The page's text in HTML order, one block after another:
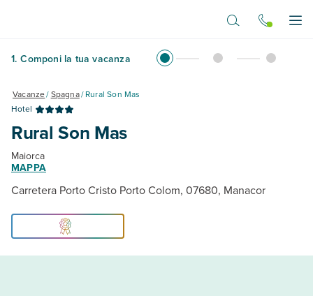
1. Componi la tua vacanza
Vacanze/Spagna/Rural Son Mas
Hotel
Rural Son Mas
Maiorca
MAPPA
Carretera Porto Cristo Porto Colom, 07680, Manacor